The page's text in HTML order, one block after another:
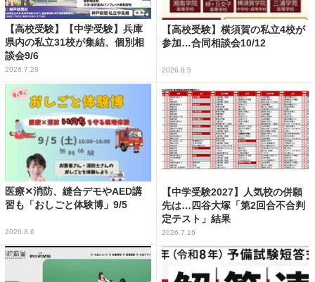
【高校受験】【中学受験】兵庫
県内の私立31校が集結、個別相
談会9/6
2026.7.28
【高校受験】横須賀の私立4校が
参加…合同相談会10/12
2026.8.5
医療✕消防、縫合デモやAED講
習も「おしごと体験博」9/5
2026.8.6
【中学受験2027】人気校の併願
先は…四谷大塚「第2回合不合判
定テスト」結果
2026.7.16